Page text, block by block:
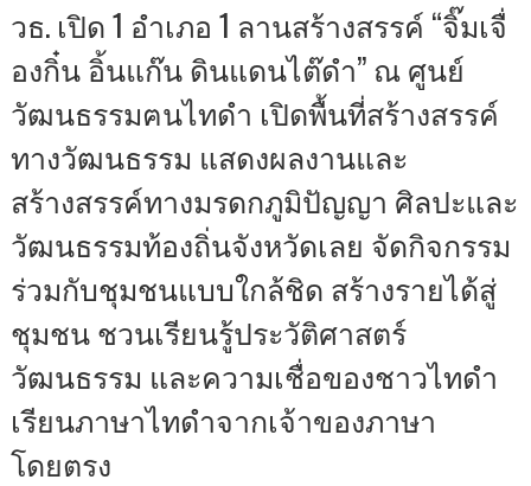
วธ. เปิด 1 อำเภอ 1 ลานสร้างสรรค์ “จิ๊มเจื่
องกิ๋น อิ้นแก๊น ดินแดนไต๊ดำ” ณ ศูนย์
วัฒนธรรมฅนไทดำ เปิดพื้นที่สร้างสรรค์
ทางวัฒนธรรม แสดงผลงานและ
สร้างสรรค์ทางมรดกภูมิปัญญา ศิลปะและ
วัฒนธรรมท้องถิ่นจังหวัดเลย จัดกิจกรรม
ร่วมกับชุมชนแบบใกล้ชิด สร้างรายได้สู่
ชุมชน ชวนเรียนรู้ประวัติศาสตร์
วัฒนธรรม และความเชื่อของชาวไทดำ
เรียนภาษาไทดำจากเจ้าของภาษา
โดยตรง